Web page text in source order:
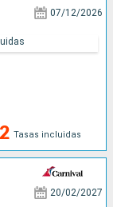
07/12/2026
Tasas incluidas
20/02/2027